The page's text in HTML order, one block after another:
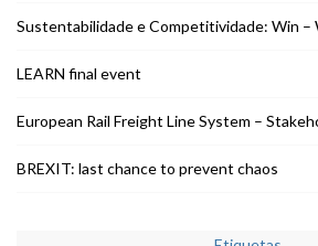
Sustentabilidade e Competitividade: Win –
LEARN final event
European Rail Freight Line System –
BREXIT: last chance to prevent chaos